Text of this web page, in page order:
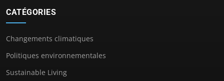
CATÉGORIES
Changements climatiques
Politiques environnementales
Sustainable Living